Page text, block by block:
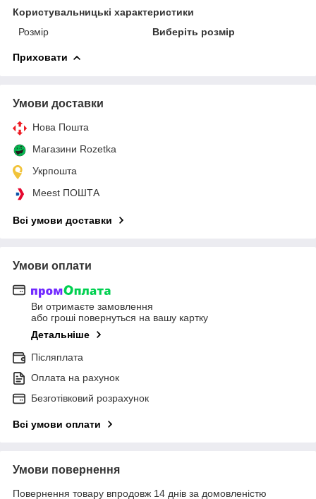
Користувальницькі характеристики
Розмір
Виберіть розмір
Приховати
Умови доставки
Нова Пошта
Магазини Rozetka
Укрпошта
Meest ПОШТА
Всі умови доставки
Умови оплати
Ви отримаєте замовлення
або гроші повернуться на вашу картку
Детальніше
Післяплата
Оплата на рахунок
Безготівковий розрахунок
Всі умови оплати
Умови повернення
Повернення товару впродовж 14 днів за домовленістю